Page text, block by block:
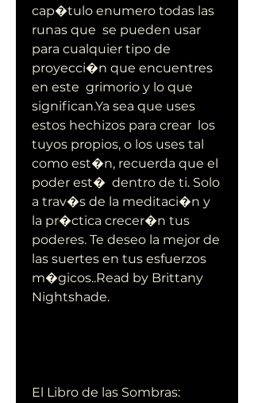
cap�tulo enumero todas las
runas que  se pueden usar
para cualquier tipo de
proyecci�n que encuentres
en este  grimorio y lo que
significan.Ya sea que uses
estos hechizos para crear  los
tuyos propios, o los uses tal
como est�n, recuerda que el
poder est�  dentro de ti. Solo
a trav�s de la meditaci�n y
la pr�ctica crecer�n tus
poderes. Te deseo la mejor de
las suertes en tus esfuerzos
m�gicos..Read by Brittany
Nightshade.
El Libro de las Sombras: